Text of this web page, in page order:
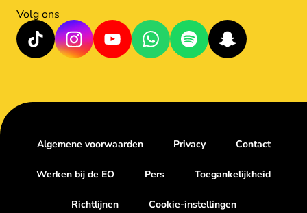
Volg ons
Algemene voorwaarden Privacy Contact
Werken bij de EO Pers Toegankelijkheid
Richtlijnen Cookie-instellingen